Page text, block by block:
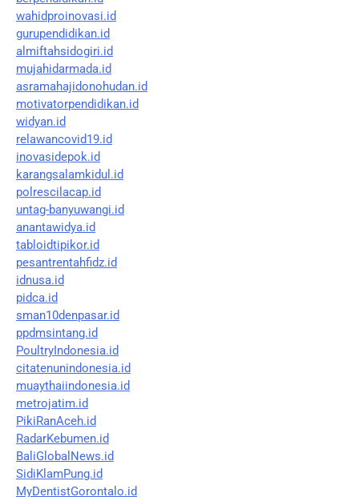
wahidproinovasi.id
gurupendidikan.id
almiftahsidogiri.id
mujahidarmada.id
asramahajidonohudan.id
motivatorpendidikan.id
widyan.id
relawancovid19.id
inovasidepok.id
karangsalamkidul.id
polrescilacap.id
untag-banyuwangi.id
anantawidya.id
tabloidtipikor.id
pesantrentahfidz.id
idnusa.id
pidca.id
sman10denpasar.id
ppdmsintang.id
PoultryIndonesia.id
citatenunindonesia.id
muaythaiindonesia.id
metrojatim.id
PikiRanAceh.id
RadarKebumen.id
BaliGlobalNews.id
SidiKlamPung.id
MyDentistGorontalo.id